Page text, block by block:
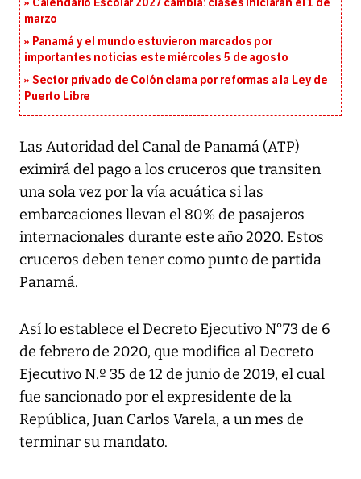
Calendario Escolar 2027 cambia: clases iniciarán el 1 de
marzo
Panamá y el mundo estuvieron marcados por
importantes noticias este miércoles 5 de agosto
Sector privado de Colón clama por reformas a la Ley de
Puerto Libre
Las Autoridad del Canal de Panamá (ATP)
eximirá del pago a los cruceros que transiten
una sola vez por la vía acuática si las
embarcaciones llevan el 80% de pasajeros
internacionales durante este año 2020. Estos
cruceros deben tener como punto de partida
Panamá.
Así lo establece el Decreto Ejecutivo N°73 de 6
de febrero de 2020, que modifica al Decreto
Ejecutivo N.º 35 de 12 de junio de 2019, el cual
fue sancionado por el expresidente de la
República, Juan Carlos Varela, a un mes de
terminar su mandato.